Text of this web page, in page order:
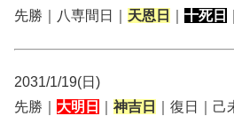
先勝｜八専間日｜ 天恩日 十死日
2031/1/19(日)
先勝｜ 大明日 神吉日 ｜復日｜